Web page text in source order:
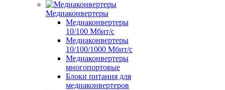
Медиаконвертеры
Медиаконвертеры
10/100 Мбит/с
Медиаконвертеры
10/100/1000 Мбит/c
Медиаконвертеры
многопортовые
Блоки питания для
медиаконвертеров